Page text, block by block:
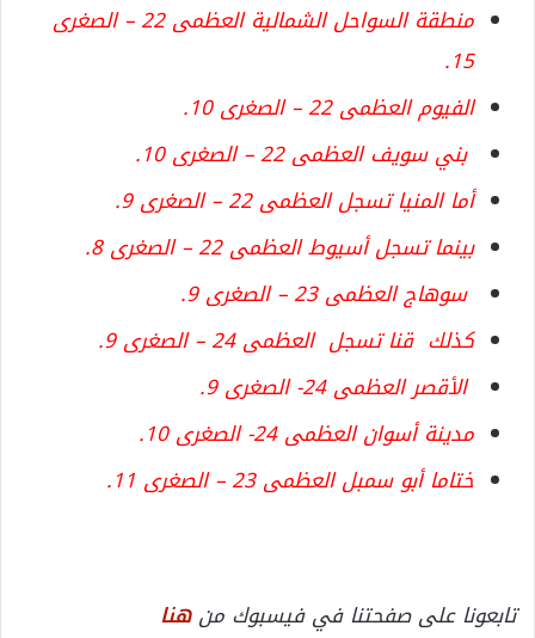
منطقة السواحل الشمالية العظمى 22 – الصغرى
15.
الفيوم العظمى 22 – الصغرى 10.
بني سويف العظمى 22 – الصغرى 10.
أما المنيا تسجل العظمى 22 – الصغرى 9.
بينما تسجل أسيوط العظمى 22 – الصغرى 8.
سوهاج العظمى 23 – الصغرى 9.
كذلك قنا تسجل العظمى 24 – الصغرى 9.
الأقصر العظمى 24- الصغرى 9.
مدينة أسوان العظمى 24- الصغرى 10.
ختاما أبو سمبل العظمى 23 – الصغرى 11.
تابعونا على صفحتنا في فيسبوك منهنا